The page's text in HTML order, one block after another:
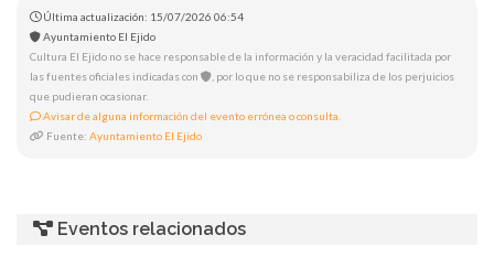
Última actualización: 15/07/2026 06:54
Ayuntamiento El Ejido
Cultura El Ejido no se hace responsable de la información y la veracidad facilitada por
las fuentes oficiales indicadas con
, por lo que no se responsabiliza de los perjuicios
que pudieran ocasionar.
Avisar de alguna información del evento errónea o consulta.
Fuente: Ayuntamiento El Ejido
Eventos relacionados